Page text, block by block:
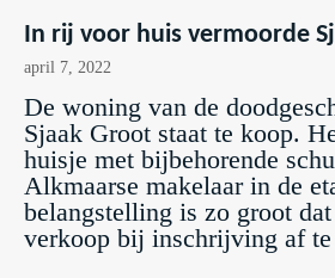
In rij voor huis vermoorde
april 7, 2022
De woning van de
Sjaak Groot staat te koop.
huisje met bijbehorende
Alkmaarse makelaar in de
belangstelling is zo groot
verkoop bij inschrijving af